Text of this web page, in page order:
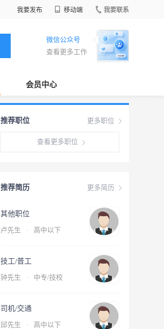
我要发布 移动端 我要联系
微信公众号
查看更多工作
会员中心
更多职位
推荐职位
查看更多职位
更多简历
推荐简历
其他职位
卢先生 · 高中以下
技工/普工
钟先生 · 中专/技校
司机/交通
邱先生 · 高中以下